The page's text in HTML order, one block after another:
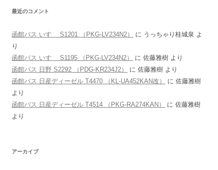
最近のコメント
函館バス いすゞ S1201 （PKG-LV234N2） に うっちゃり桂城泉 よ
り
函館バス いすゞ S1195 （PKG-LV234N2）
に 佐藤雅樹 より
函館バス 日野 S2292 （PDG-KR234J2）
に 佐藤雅樹 より
函館バス 日産ディーゼル T4470 （KL-UA452KAN改）
に 佐藤雅樹
より
函館バス 日産ディーゼル T4514 （PKG-RA274KAN）
に 佐藤雅樹
より
アーカイブ